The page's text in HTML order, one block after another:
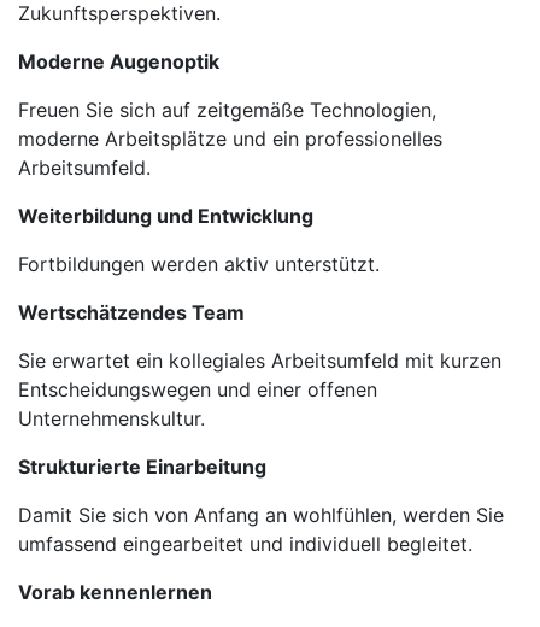
Zukunftsperspektiven.
Moderne Augenoptik
Freuen Sie sich auf zeitgemäße Technologien,
moderne Arbeitsplätze und ein professionelles
Arbeitsumfeld.
Weiterbildung und Entwicklung
Fortbildungen werden aktiv unterstützt.
Wertschätzendes Team
Sie erwartet ein kollegiales Arbeitsumfeld mit kurzen
Entscheidungswegen und einer offenen
Unternehmenskultur.
Strukturierte Einarbeitung
Damit Sie sich von Anfang an wohlfühlen, werden Sie
umfassend eingearbeitet und individuell begleitet.
Vorab kennenlernen